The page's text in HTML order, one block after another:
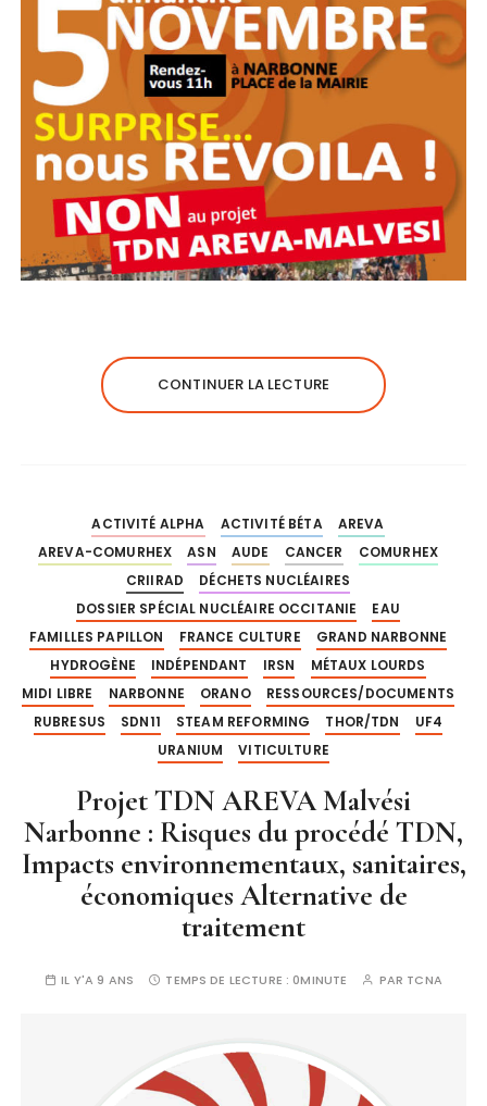
CONTINUER LA LECTURE
ACTIVITÉ ALPHA ACTIVITÉ BÉTA
AREVA
AREVA-COMURHEX
ASN AUDE CANCER
COMURHEX
CRIIRAD
DÉCHETS NUCLÉAIRES
DOSSIER SPÉCIAL NUCLÉAIRE OCCITANIE
EAU
FAMILLES PAPILLON
FRANCE CULTURE
GRAND NARBONNE
HYDROGÈNE
INDÉPENDANT IRSN
MÉTAUX LOURDS
MIDI LIBRE
NARBONNE ORANO
RESSOURCES/DOCUMENTS
RUBRESUS
SDN11 STEAM REFORMING THOR/TDN
UF4
URANIUM
VITICULTURE
Projet TDN AREVA Malvési
Narbonne : Risques du procédé TDN,
Impacts environnementaux, sanitaires,
économiques Alternative de
traitement
IL Y'A 9 ANS TEMPS DE LECTURE : 0MINUTE PAR TCNA